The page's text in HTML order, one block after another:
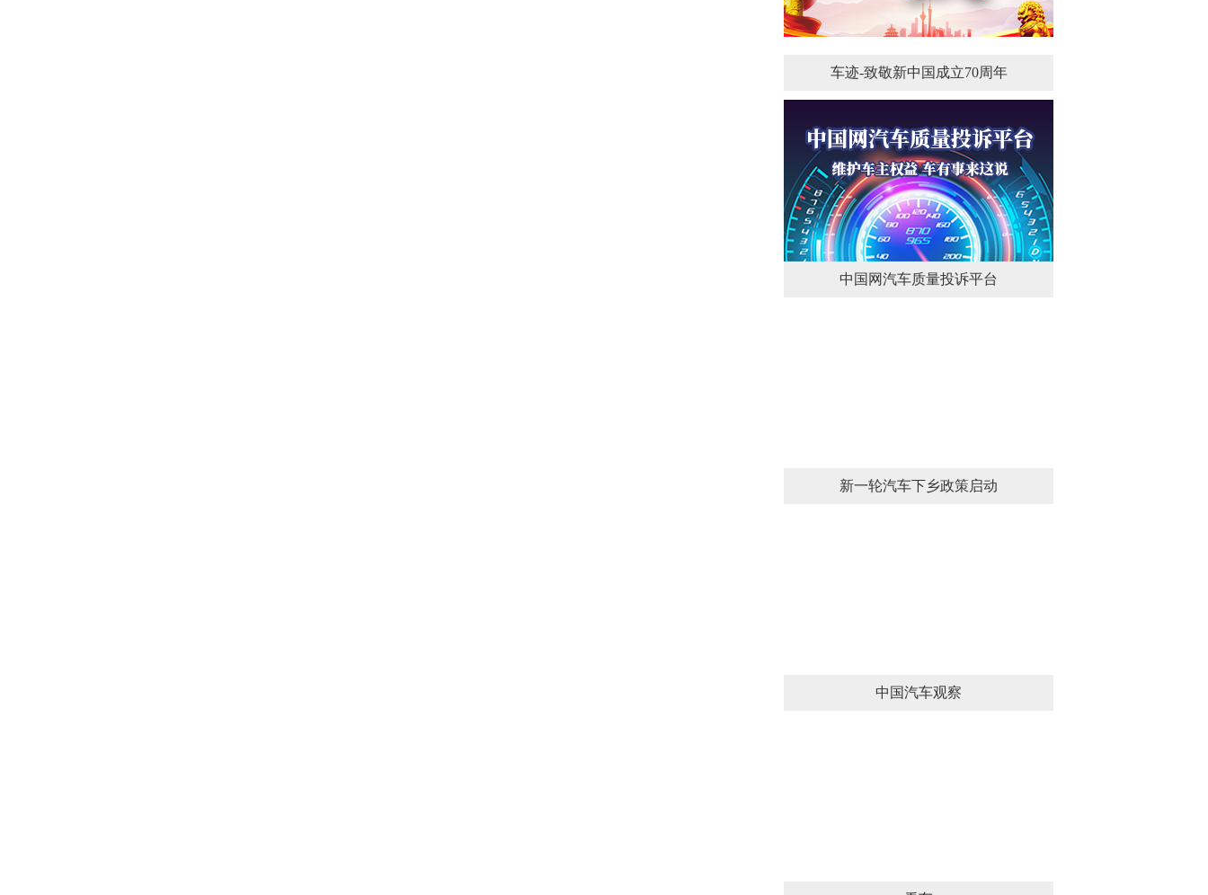
车迹-致敬新中国成立70周年
中国网汽车质量投诉平台
新一轮汽车下乡政策启动
中国汽车观察